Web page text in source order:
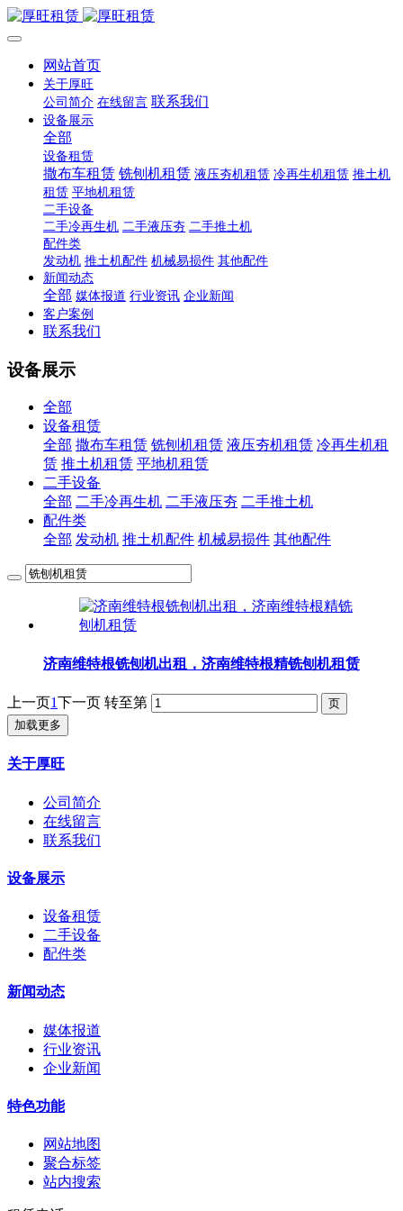
网站首页
关于厚旺
公司简介 在线留言 联系我们
设备展示
全部
设备租赁
撒布车租赁 铣刨机租赁 液压夯机租赁 冷再生机租赁 推土机
租赁 平地机租赁
二手设备
二手冷再生机 二手液压夯 二手推土机
配件类
发动机 推土机配件 机械易损件 其他配件
新闻动态
全部 媒体报道 行业资讯 企业新闻
客户案例
联系我们
设备展示
全部
设备租赁
全部 撒布车租赁 铣刨机租赁 液压夯机租赁 冷再生机租
赁 推土机租赁 平地机租赁
二手设备
全部 二手冷再生机 二手液压夯 二手推土机
配件类
全部 发动机 推土机配件 机械易损件 其他配件
济南维特根铣刨机出租，济南维特根精铣刨机租赁
上一页1下一页 转至第
加载更多
关于厚旺
公司简介
在线留言
联系我们
设备展示
设备租赁
二手设备
配件类
新闻动态
媒体报道
行业资讯
企业新闻
特色功能
网站地图
聚合标签
站内搜索